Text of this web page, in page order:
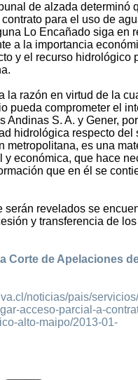
de alzada determinó
para el uso de
Lo Encañado siga en
a la importancia
y el recurso hidrológico
la razón en virtud de la
pueda comprometer el
Andinas S. A. y Gener, por
hidrológica respecto del
metropolitana, es una
económica, que hace
que en él se
serán revelados se
y transferencia de
Corte de Apelaciones
noticias/pais/
acceso-parcial-a-
alto-maipo/2013-01-